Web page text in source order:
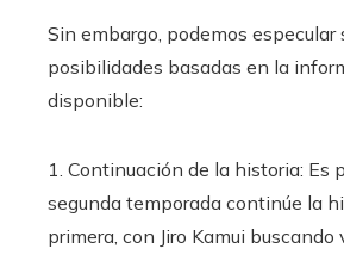
Sin embargo, podemos especular
posibilidades basadas en la
disponible:
1. Continuación de la historia: Es
segunda temporada continúe la
primera, con Jiro Kamui